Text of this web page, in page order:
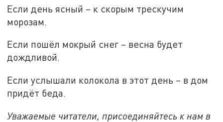
Если день ясный – к скорым трескучим
морозам.
Если пошёл мокрый снег – весна будет
дождливой.
Если услышали колокола в этот день – в дом
придёт беда.
Уважаемые читатели, присоединяйтесь к нам в